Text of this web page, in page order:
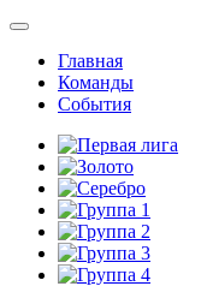
Главная
Команды
События